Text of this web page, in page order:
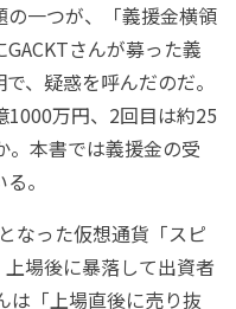
一つが、「義援金横領
さんが募った義
、疑惑を呼んだのだ。
1000万円、2回目は約25
。本書では義援金の受
。
なった仮想通貨「スピ
場後に暴落して出資者
は「上場直後に売り抜